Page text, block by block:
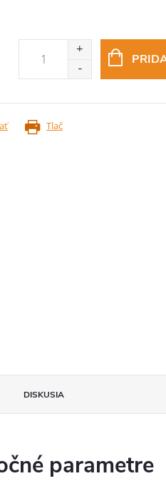
Tlač
DISKUSIA
parametre